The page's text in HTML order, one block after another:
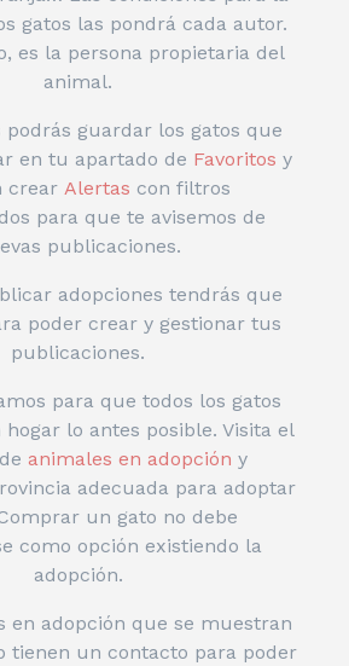
gatos las pondrá cada autor.
es la persona propietaria del
animal.
podrás guardar los gatos que
en tu apartado de Favoritos y
crear Alertas con filtros
para que te avisemos de
publicaciones.
adopciones tendrás que
poder crear y gestionar tus
publicaciones.
para que todos los gatos
lo antes posible. Visita el
animales en adopción y
adecuada para adoptar
un gato no debe
como opción existiendo la
adopción.
en adopción que se muestran
tienen un contacto para poder